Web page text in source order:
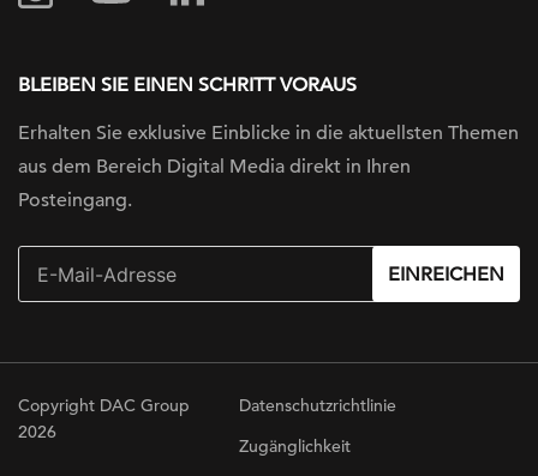
BLEIBEN SIE EINEN SCHRITT VORAUS
Erhalten Sie exklusive Einblicke in die aktuellsten Themen
aus dem Bereich Digital Media direkt in Ihren
Posteingang.
EINREICHEN
Copyright DAC Group
2026
Datenschutzrichtlinie
Zugänglichkeit